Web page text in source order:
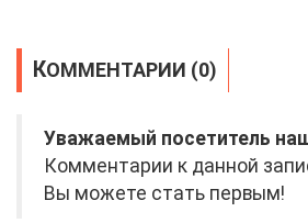
КОММЕНТАРИИ (0)
Уважаемый посетитель
Комментарии к данной
Вы можете стать первым!